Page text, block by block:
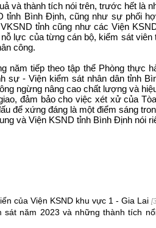
và thành tích nói trên, trước hết là
tỉnh Bình Định, cũng như sự phối
tỉnh cũng như các Viện
lực của từng cán bộ, kiểm sát viên
công.
năm tiếp theo tập thể Phòng thực
sự - Viện kiểm sát nhân dân tỉnh
ngừng nâng cao chất lượng và
đảm bảo cho việc xét xử của
để xứng đáng là một điểm sáng
và Viện KSND tỉnh Bình Định nói
của Viện KSND khu vực 1 - Gia Lai
sát năm 2023 và những thành tích